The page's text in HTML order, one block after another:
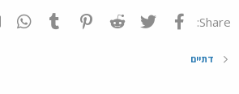
Share: פייסבוק Twitter
Reddit
Pinterest
Tumblr
דתיים